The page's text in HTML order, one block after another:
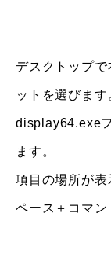
デスクトップ
ットを選びま
display64.exe
ます。
項目の場所が表
ペース＋コマン